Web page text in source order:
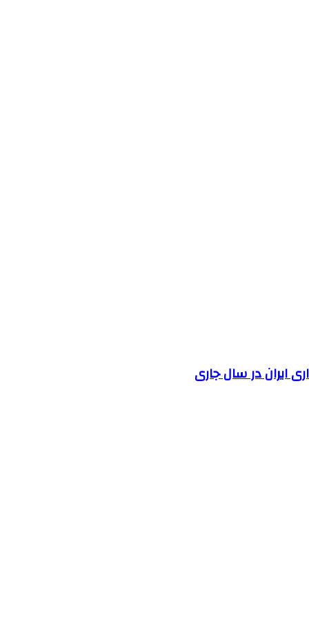
ایران در سال جاری